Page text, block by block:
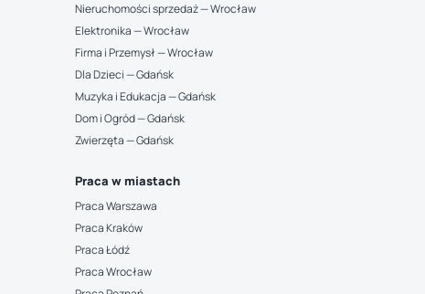
Nieruchomości sprzedaż — Wrocław
Elektronika — Wrocław
Firma i Przemysł — Wrocław
Dla Dzieci — Gdańsk
Muzyka i Edukacja — Gdańsk
Dom i Ogród — Gdańsk
Zwierzęta — Gdańsk
Praca w miastach
Praca Warszawa
Praca Kraków
Praca Łódź
Praca Wrocław